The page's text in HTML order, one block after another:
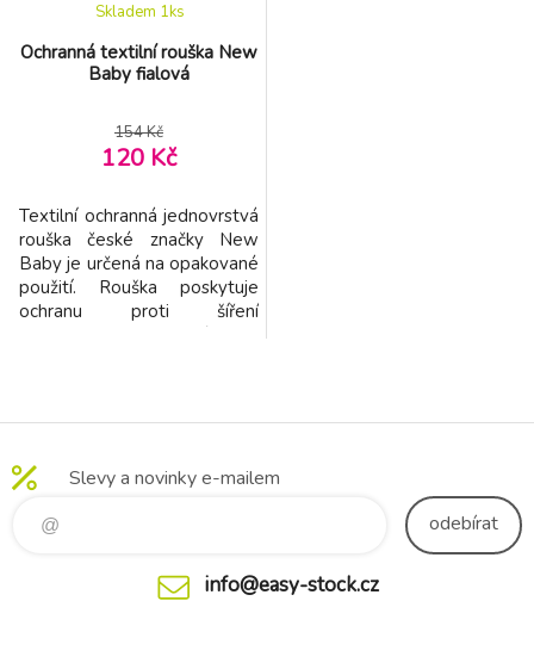
Ochranná textilní rouška New
Baby fialová
Skladem 1ks
154 Kč
120 Kč
Textilní ochranná jednovrstvá
rouška české značky New
Baby je určená na opakované
použití. Rouška poskytuje
ochranu proti šíření
založí za uši a ideálně se tak
Roušku je možné prát na
Slevy a novinky e-mailem
odebírat
info@easy-stock.cz